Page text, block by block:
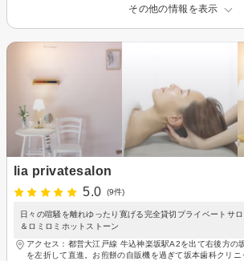
その他の情報を表示
lia privatesalon
5.0
(9件)
日々の喧騒を離れゆったり寛げる完全貸切プライベートサ
＆ロミロミホットストーン
アクセス：都営大江戸線 牛込神楽坂駅A2を出て右後方の
を左折して直進。お煎餅の自販機を過ぎて坂本歯科クリ